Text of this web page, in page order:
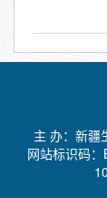
主 办：新疆
网站标识码